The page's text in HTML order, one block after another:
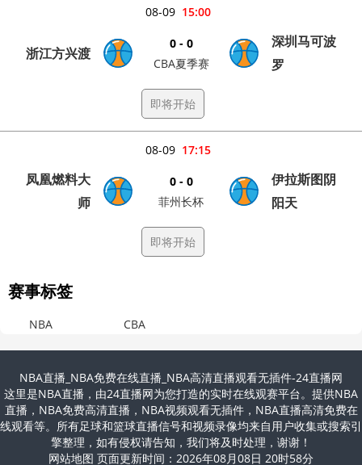
15:00
08-09
浙江方兴渡
0 - 0
CBA夏季赛
深圳马可波
罗
即将开始
17:15
08-09
凤凰燃料大
师
0 - 0
菲州长杯
伊拉斯图阴
阳天
即将开始
赛事标签
NBA CBA
NBA直播_NBA免费在线直播_NBA高清直播观看无插件-24直播网
这里是NBA直播，由24直播网为您打造的实时在线观赛平台。提供NBA
直播，NBA免费高清直播，NBA视频观看无插件，NBA直播高清免费在
线观看等。所有足球和篮球直播信号和视频录像均来自用户收集或搜索引
擎整理，如有侵权请告知，我们将及时处理，谢谢！
网站地图 页面更新时间：2026年08月08日 20时58分